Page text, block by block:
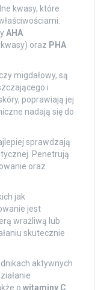
kwasy, które
AHA
oraz PHA
migdałowy, są
i
poprawiają jej
nadają się do
sprawdzają
Penetrują
oraz
jak
jest
wrażliwą lub
skutecznie
aktywnych
o witaminy C